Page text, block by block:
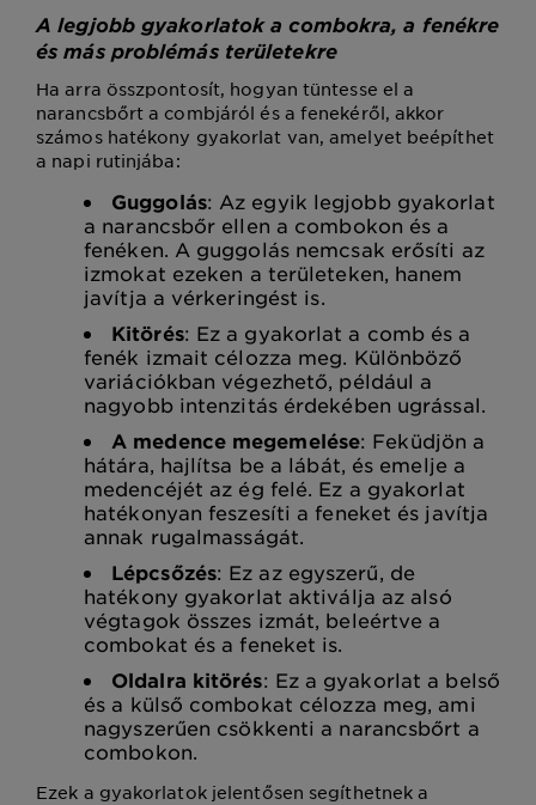
A legjobb gyakorlatok a combokra, a fenékre
és más problémás területekre
Ha arra összpontosít, hogyan tüntesse el a
narancsbőrt a combjáról és a fenekéről, akkor
számos hatékony gyakorlat van, amelyet beépíthet
a napi rutinjába:
Guggolás: Az egyik legjobb gyakorlat
a narancsbőr ellen a combokon és a
fenéken. A guggolás nemcsak erősíti az
izmokat ezeken a területeken, hanem
javítja a vérkeringést is.
Kitörés: Ez a gyakorlat a comb és a
fenék izmait célozza meg. Különböző
variációkban végezhető, például a
nagyobb intenzitás érdekében ugrással.
A medence megemelése: Feküdjön a
hátára, hajlítsa be a lábát, és emelje a
medencéjét az ég felé. Ez a gyakorlat
hatékonyan feszesíti a feneket és javítja
annak rugalmasságát.
Lépcsőzés: Ez az egyszerű, de
hatékony gyakorlat aktiválja az alsó
végtagok összes izmát, beleértve a
combokat és a feneket is.
Oldalra kitörés: Ez a gyakorlat a belső
és a külső combokat célozza meg, ami
nagyszerűen csökkenti a narancsbőrt a
combokon.
Ezek a gyakorlatok jelentősen segíthetnek a